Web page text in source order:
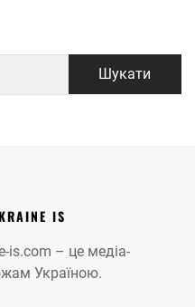
IS
is.com – це медіа-
Україною.